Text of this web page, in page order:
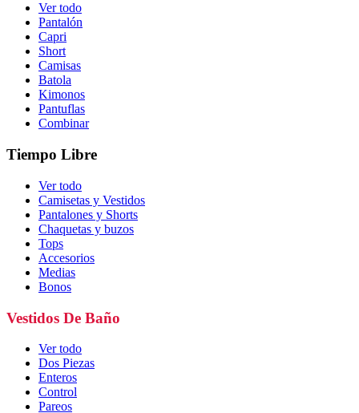
Ver todo
Pantalón
Capri
Short
Camisas
Batola
Kimonos
Pantuflas
Combinar
Tiempo Libre
Ver todo
Camisetas y Vestidos
Pantalones y Shorts
Chaquetas y buzos
Tops
Accesorios
Medias
Bonos
Vestidos De Baño
Ver todo
Dos Piezas
Enteros
Control
Pareos